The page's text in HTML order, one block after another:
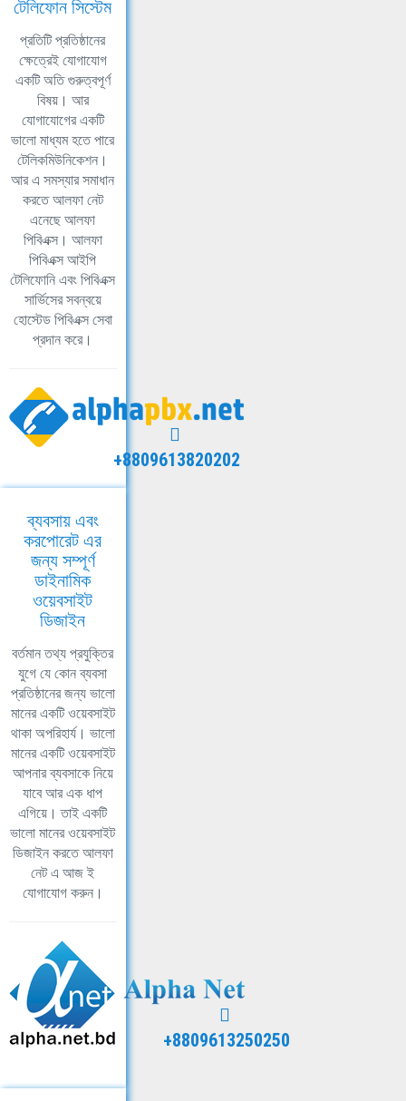
টেলিফোন সিস্টেম
প্রতিটি প্রতিষ্ঠানের
ক্ষেত্রেই যোগাযোগ
একটি অতি গুরুত্বপূর্ণ
বিষয়। আর
যোগাযোগের একটি
ভালো মাধ্যম হতে পারে
টেলিকমিউনিকেশন।
আর এ সমস্যার সমাধান
করতে আলফা নেট
এনেছে আলফা
পিবিএক্স। আলফা
পিবিএক্স আইপি
টেলিফোনি এবং পিবিএক্স
সার্ভিসের সবন্বয়ে
হোস্টেড পিবিএক্স সেবা
প্রদান করে।
+8809613820202
ব্যবসায় এবং
করপোরেট এর
জন্য সম্পূর্ণ
ডাইনামিক
ওয়েবসাইট
ডিজাইন
বর্তমান তথ্য প্রযুক্তির
যুগে যে কোন ব্যবসা
প্রতিষ্ঠানের জন্য ভালো
মানের একটি ওয়েবসাইট
থাকা অপরিহার্য। ভালো
মানের একটি ওয়েবসাইট
আপনার ব্যবসাকে নিয়ে
যাবে আর এক ধাপ
এগিয়ে। তাই একটি
ভালো মানের ওয়েবসাইট
ডিজাইন করতে আলফা
নেট এ আজ ই
যোগাযোগ করুন।
+8809613250250